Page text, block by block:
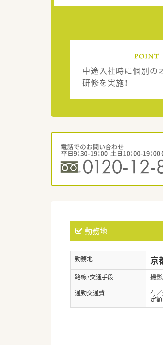
中途入社時に個別の
研修を実施！
勤務地
勤務地 京
路線・交通手段
撮
通勤交通費
有
定